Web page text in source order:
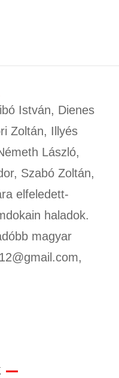
István, Dienes
Zoltán, Illyés
László,
Szabó Zoltán,
elfeledett-
haladok.
magyar